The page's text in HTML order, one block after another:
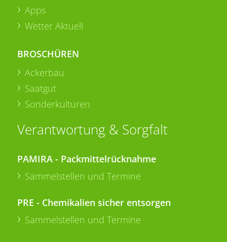
Apps
Wetter Aktuell
BROSCHÜREN
Ackerbau
Saatgut
Sonderkulturen
Verantwortung & Sorgfalt
PAMIRA - Packmittelrücknahme
Sammelstellen und Termine
PRE - Chemikalien sicher entsorgen
Sammelstellen und Termine